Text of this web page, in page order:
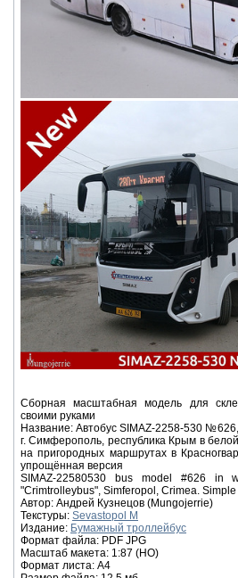
Сборная масштабная модель для
своими руками
Название: Автобус SIMAZ-2258-530
г. Симферополь, республика Крым в
на пригородных маршрутах в
упрощённая версия
SIMAZ-22580530 bus model #626 in
"Crimtrolleybus", Simferopol, Crimea.
Автор: Андрей Кузнецов (Mungojerrie)
Текстуры: Sevastopol M
Издание: Бумажный троллейбус
Формат файла: PDF JPG
Масштаб макета: 1:87 (HO)
Формат листа: А4